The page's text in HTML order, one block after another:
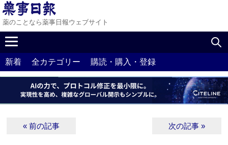
薬のことなら薬事日報ウェブサイト
新着 全カテゴリー 購読・購入・登録
« 前の記事 次の記事 »